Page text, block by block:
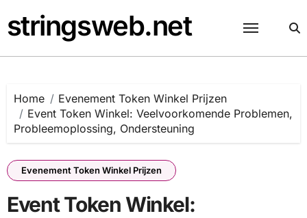
to
content
stringsweb.net
Home
Evenement Token Winkel Prijzen
Event Token Winkel: Veelvoorkomende Problemen,
Probleemoplossing, Ondersteuning
Evenement Token Winkel Prijzen
Event Token Winkel: